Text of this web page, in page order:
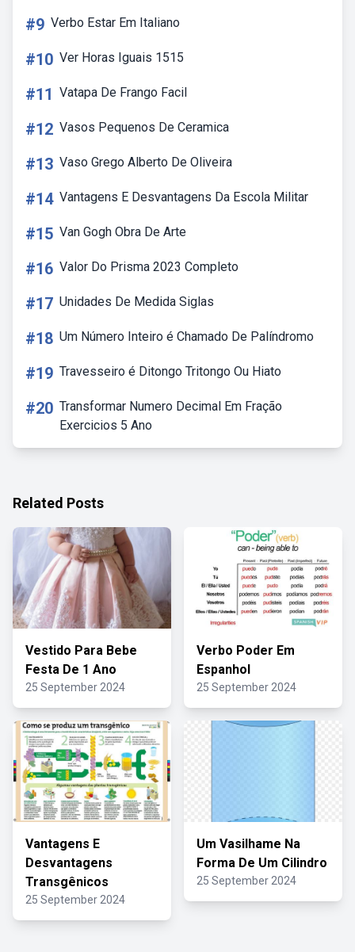
#9 Verbo Estar Em Italiano
#10 Ver Horas Iguais 1515
#11 Vatapa De Frango Facil
#12 Vasos Pequenos De Ceramica
#13 Vaso Grego Alberto De Oliveira
#14 Vantagens E Desvantagens Da Escola Militar
#15 Van Gogh Obra De Arte
#16 Valor Do Prisma 2023 Completo
#17 Unidades De Medida Siglas
#18 Um Número Inteiro é Chamado De Palíndromo
#19 Travesseiro é Ditongo Tritongo Ou Hiato
#20 Transformar Numero Decimal Em Fração
Exercicios 5 Ano
Related Posts
Vestido Para Bebe
Festa De 1 Ano
25 September 2024
Verbo Poder Em
Espanhol
25 September 2024
Vantagens E
Desvantagens
Transgênicos
25 September 2024
Um Vasilhame Na
Forma De Um Cilindro
25 September 2024